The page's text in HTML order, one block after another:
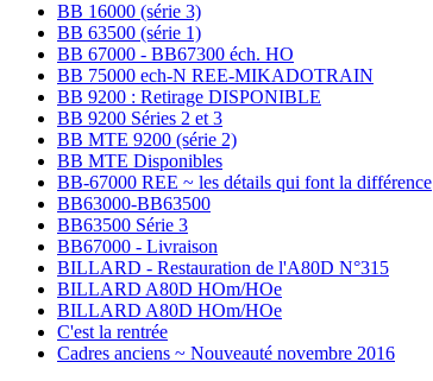
BB 16000 (série 3)
BB 63500 (série 1)
BB 67000 - BB67300 éch. HO
BB 75000 ech-N REE-MIKADOTRAIN
BB 9200 : Retirage DISPONIBLE
BB 9200 Séries 2 et 3
BB MTE 9200 (série 2)
BB MTE Disponibles
BB-67000 REE ~ les détails qui font la différence
BB63000-BB63500
BB63500 Série 3
BB67000 - Livraison
BILLARD - Restauration de l'A80D N°315
BILLARD A80D HOm/HOe
BILLARD A80D HOm/HOe
C'est la rentrée
Cadres anciens ~ Nouveauté novembre 2016